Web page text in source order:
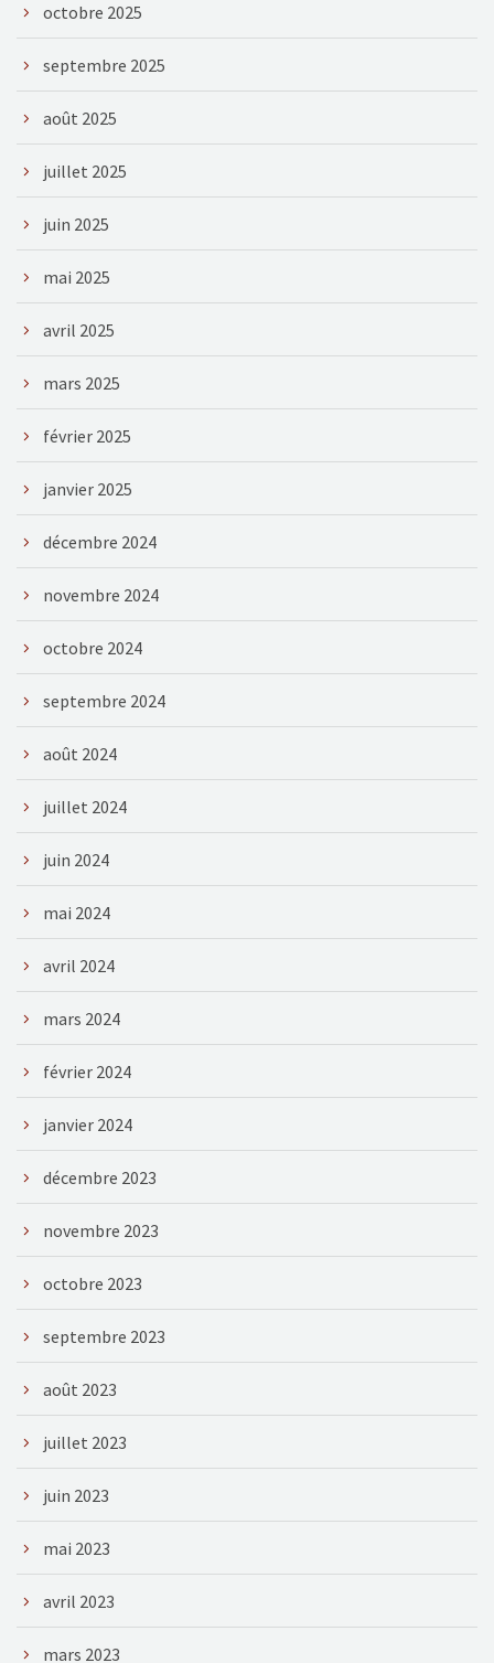
octobre 2025
septembre 2025
août 2025
juillet 2025
juin 2025
mai 2025
avril 2025
mars 2025
février 2025
janvier 2025
décembre 2024
novembre 2024
octobre 2024
septembre 2024
août 2024
juillet 2024
juin 2024
mai 2024
avril 2024
mars 2024
février 2024
janvier 2024
décembre 2023
novembre 2023
octobre 2023
septembre 2023
août 2023
juillet 2023
juin 2023
mai 2023
avril 2023
mars 2023